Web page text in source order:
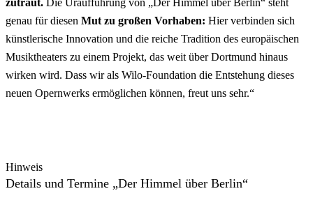
zutraut.
Die Uraufführung von „Der Himmel über Berlin“ steht
genau für diesen Mut zu großen Vorhaben: Hier verbinden sich
künstlerische Innovation und die reiche Tradition des europäischen
Musiktheaters zu einem Projekt, das weit über Dortmund hinaus
wirken wird. Dass wir als Wilo-Foundation die Entstehung dieses
neuen Opernwerks ermöglichen können, freut uns sehr.“
Hinweis
Details und Termine „Der Himmel über Berlin“